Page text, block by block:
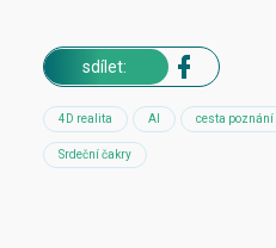
sdílet:
4D realita AI cesta poznání
Srdeční čakry